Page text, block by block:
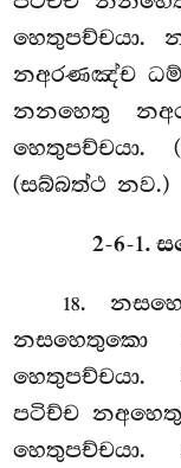
හෙතුපච්චයා.
නඅරණඤ්ච
නනහෙතු
හෙතුපච්චයා.
(සබ්බත්ථ නව.)
2-6-1.
18.
නසහෙතුකො
පටිච්ච